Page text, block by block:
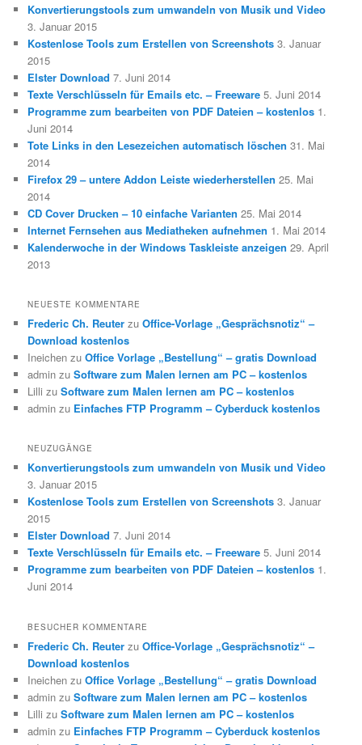
Konvertierungstools zum umwandeln von Musik und Video
3. Januar 2015
Kostenlose Tools zum Erstellen von Screenshots 3. Januar
2015
Elster Download 7. Juni 2014
Texte Verschlüsseln für Emails etc. – Freeware 5. Juni 2014
Programme zum bearbeiten von PDF Dateien – kostenlos 1.
Juni 2014
Tote Links in den Lesezeichen automatisch löschen 31. Mai
2014
Firefox 29 – untere Addon Leiste wiederherstellen 25. Mai
2014
CD Cover Drucken – 10 einfache Varianten 25. Mai 2014
Internet Fernsehen aus Mediatheken aufnehmen 1. Mai 2014
Kalenderwoche in der Windows Taskleiste anzeigen 29. April
2013
NEUESTE KOMMENTARE
Frederic Ch. Reuter zuOffice-Vorlage „Gesprächsnotiz“ –
Download kostenlos
Ineichen zuOffice Vorlage „Bestellung“ – gratis Download
admin zuSoftware zum Malen lernen am PC – kostenlos
Lilli zuSoftware zum Malen lernen am PC – kostenlos
admin zu Einfaches FTP Programm – Cyberduck kostenlos
NEUZUGÄNGE
Konvertierungstools zum umwandeln von Musik und Video
3. Januar 2015
Kostenlose Tools zum Erstellen von Screenshots 3. Januar
2015
Elster Download 7. Juni 2014
Texte Verschlüsseln für Emails etc. – Freeware 5. Juni 2014
Programme zum bearbeiten von PDF Dateien – kostenlos 1.
Juni 2014
BESUCHER KOMMENTARE
Frederic Ch. Reuter zuOffice-Vorlage „Gesprächsnotiz“ –
Download kostenlos
Ineichen zuOffice Vorlage „Bestellung“ – gratis Download
admin zuSoftware zum Malen lernen am PC – kostenlos
Lilli zuSoftware zum Malen lernen am PC – kostenlos
admin zu Einfaches FTP Programm – Cyberduck kostenlos